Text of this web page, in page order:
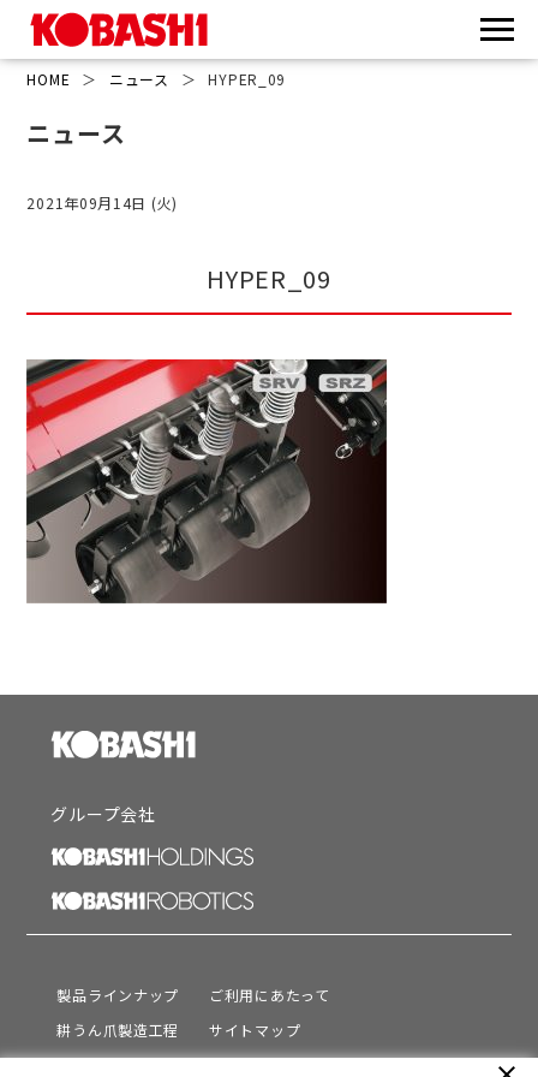
HOME ＞ ニュース ＞ HYPER_09
ニュース
2021年09月14日 (火)
HYPER_09
グループ会社
製品ラインナップ
耕うん爪製造工程
サポート
ご利用にあたって
サイトマップ
プライバシーポリシー